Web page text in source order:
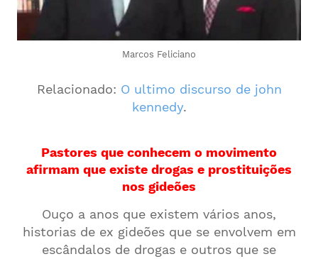
Marcos Feliciano
Relacionado: O ultimo discurso de john
kennedy.
Pastores que conhecem o movimento
afirmam que existe drogas e prostituições
nos gideões
Ouço a anos que existem vários anos,
historias de ex gideões que se envolvem em
escândalos de drogas e outros que se